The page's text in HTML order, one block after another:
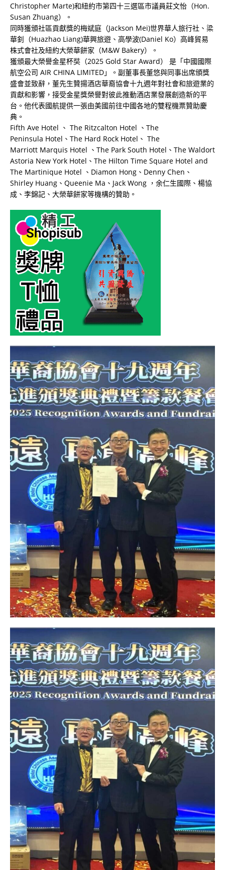
Christopher Marte)和紐約市第四十三選區市議員莊文怡（Hon.
Susan Zhuang）。
同時獲頒社區貢獻獎的梅斌庭（Jackson Mei)世界華人旅行社、梁
華釗（Huazhao Liang)華興旅遊、高學波(Daniel Ko）高峰貿易
株式會社及紐約大榮華餅家（M&W Bakery）。
獲頒最大榮譽金星杯奘（2025 Gold Star Award） 是「中國國際
航空公司 AIR CHINA LIMITED」。副董事長董悠與同事出席頒獎
盛會並致辭，董先生贊揚酒店華裔協會十九週年對社會和旅遊業的
貢獻和影響，接受金星獎榮譽對彼此推動酒店業發展創造新的平
台。他代表國航提供一張由美國前往中國各地的雙程機票贊助慶
典。
Fifth Ave Hotel 、 The Ritzcalton Hotel 、The
Peninsula Hotel、The Hard Rock Hotel、 The
Marriott Marquis Hotel 、The Park South Hotel、The Waldort
Astoria New York Hotel、The Hilton Time Square Hotel and
The Martinique Hotel 、Diamon Hong、Denny Chen、
Shirley Huang、Queenie Ma、Jack Wong ，余仁生國際、楊協
成、李錦記、大榮華餅家等機構的贊助。